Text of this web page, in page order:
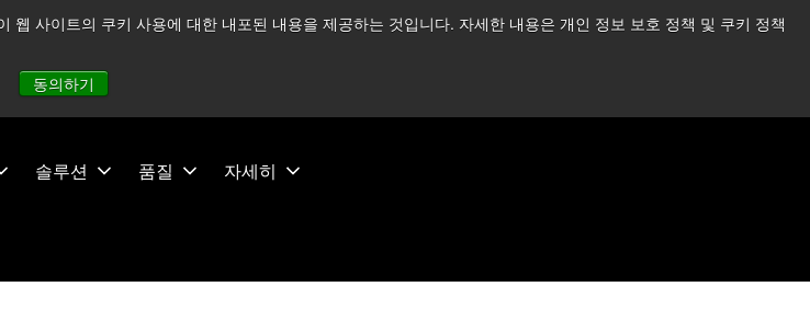
사이트의 쿠키 사용에 대한 내포된 내용을 제공하는 것입니다. 자세한 내용은 개인 정보 보호 정책 및 쿠키 정책
동의하기
모든 서비스는 정상적으로 운영되고 있습니다. 더 읽어보기 →
솔루션 품질 자세히